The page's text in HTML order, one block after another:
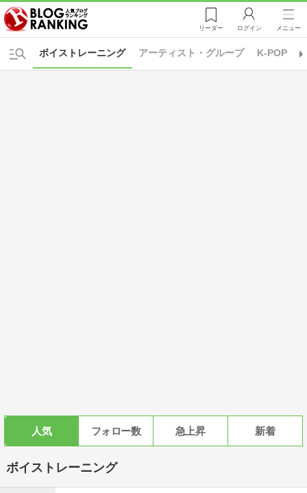
リーダー ログイン メニュー
アーティスト・グループ K-POP
ボイストレーニング
人気 フォロー数 急上昇 新着
ボイストレーニング